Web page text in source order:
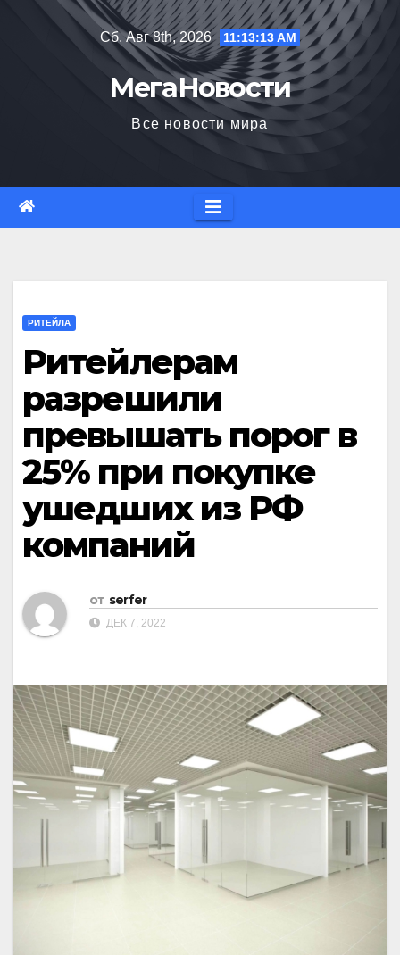
Сб. Авг 8th, 2026 11:13:14 AM
МегаНовости
Все новости мира
РИТЕЙЛА
Ритейлерам
разрешили
превышать порог в
25% при покупке
ушедших из РФ
компаний
от serfer
ДЕК 7, 2022